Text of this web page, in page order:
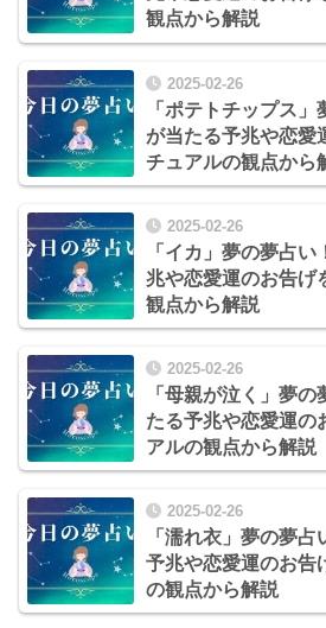
観点から解説
2025-02-26
「ポテトチップス
が当たる予兆や恋愛
チュアルの観点から
2025-02-26
「イカ」夢の夢占
兆や恋愛運のお告げ
観点から解説
2025-02-26
「母親が泣く」夢
たる予兆や恋愛運の
アルの観点から解説
2025-02-26
「濡れ衣」夢の夢
予兆や恋愛運のお告
の観点から解説